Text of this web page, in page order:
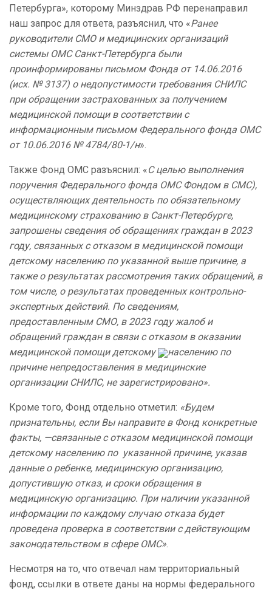
Петербурга», которому Минздрав РФ перенаправил
наш запрос для ответа, разъяснил, что «Ранее
руководители СМО и медицинских организаций
системы ОМС Санкт-Петербурга были
проинформированы письмом Фонда от 14.06.2016
(исх. № 3137) о недопустимости требования СНИЛС
при обращении застрахованных за получением
медицинской помощи в соответствии с
информационным письмом Федерального фонда ОМС
от 10.06.2016 № 4784/80-1/н».
Также Фонд ОМС разъяснил: «С целью выполнения
поручения Федерального фонда ОМС Фондом в СМС),
осуществляющих деятельность по обязательному
медицинскому страхованию в Санкт-Петербурге,
запрошены сведения об обращениях граждан в 2023
году, связанных с отказом в медицинской помощи
детскому населению по указанной выше причине, а
также о результатах рассмотрения таких обращений, в
том числе, о результатах проведенных контрольно-
экспертных действий. По сведениям,
предоставленным СМО, в 2023 году жалоб и
обращений граждан в связи с отказом в оказании
медицинской помощи детскому
населению по
причине непредоставления в медицинские
организации СНИЛС, не зарегистрировано».
Кроме того, Фонд отдельно отметил: «Будем
признательны, если Вы направите в Фонд конкретные
факты, —связанные с отказом медицинской помощи
детскому населению по указанной причине, указав
данные о ребенке, медицинскую организацию,
допустившую отказ, и сроки обращения в
медицинскую организацию. При наличии указанной
информации по каждому случаю отказа будет
проведена проверка в соответствии с действующим
законодательством в сфере ОМС».
Несмотря на то, что отвечал нам территориальный
фонд, ссылки в ответе даны на нормы федерального